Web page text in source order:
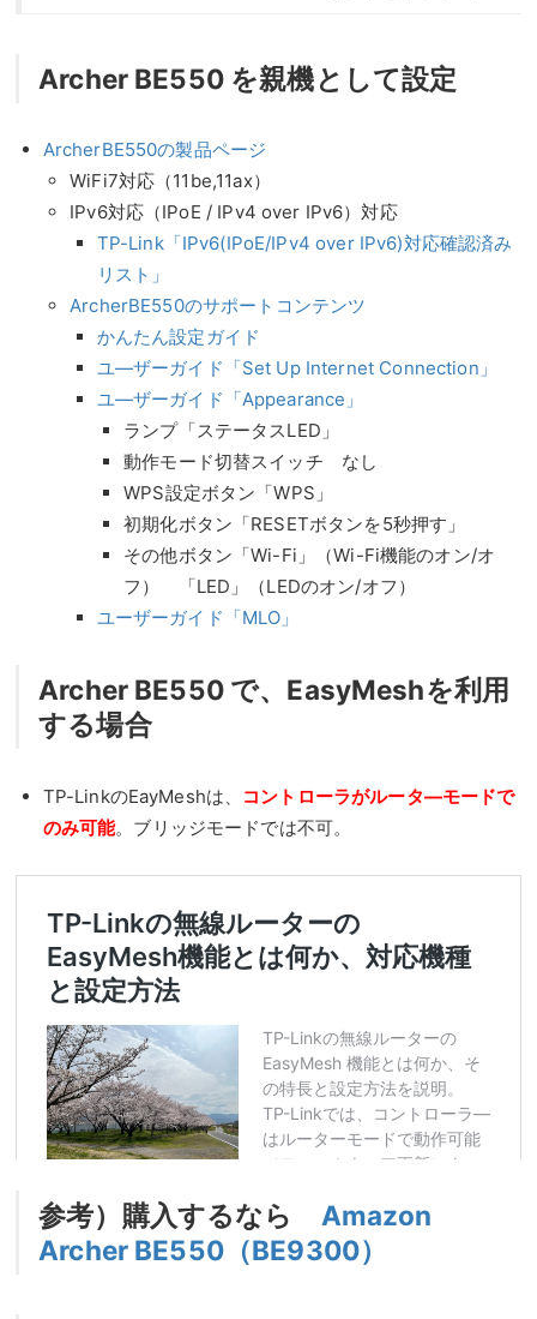
Archer BE550 を親機として設定
ArcherBE550の製品ページ
WiFi7対応（11be,11ax）
IPv6対応（IPoE / IPv4 over IPv6）対応
TP-Link「IPv6(IPoE/IPv4 over IPv6)対応確認済み
リスト」
ArcherBE550のサポートコンテンツ
かんたん設定ガイド
ユ―ザーガイド「Set Up Internet Connection」
ユ―ザーガイド「Appearance」
ランプ「ステータスLED」
動作モード切替スイッチ なし
WPS設定ボタン「WPS」
初期化ボタン「RESETボタンを5秒押す」
その他ボタン「Wi-Fi」（Wi-Fi機能のオン/オ
フ） 「LED」（LEDのオン/オフ）
ユーザーガイド「MLO」
Archer BE550 で、EasyMeshを利用
する場合
TP-LinkのEayMeshは、 コントローラがルータ―モードで
のみ可能。ブリッジモードでは不可。
参考）購入するなら Amazon
Archer BE550（BE9300）